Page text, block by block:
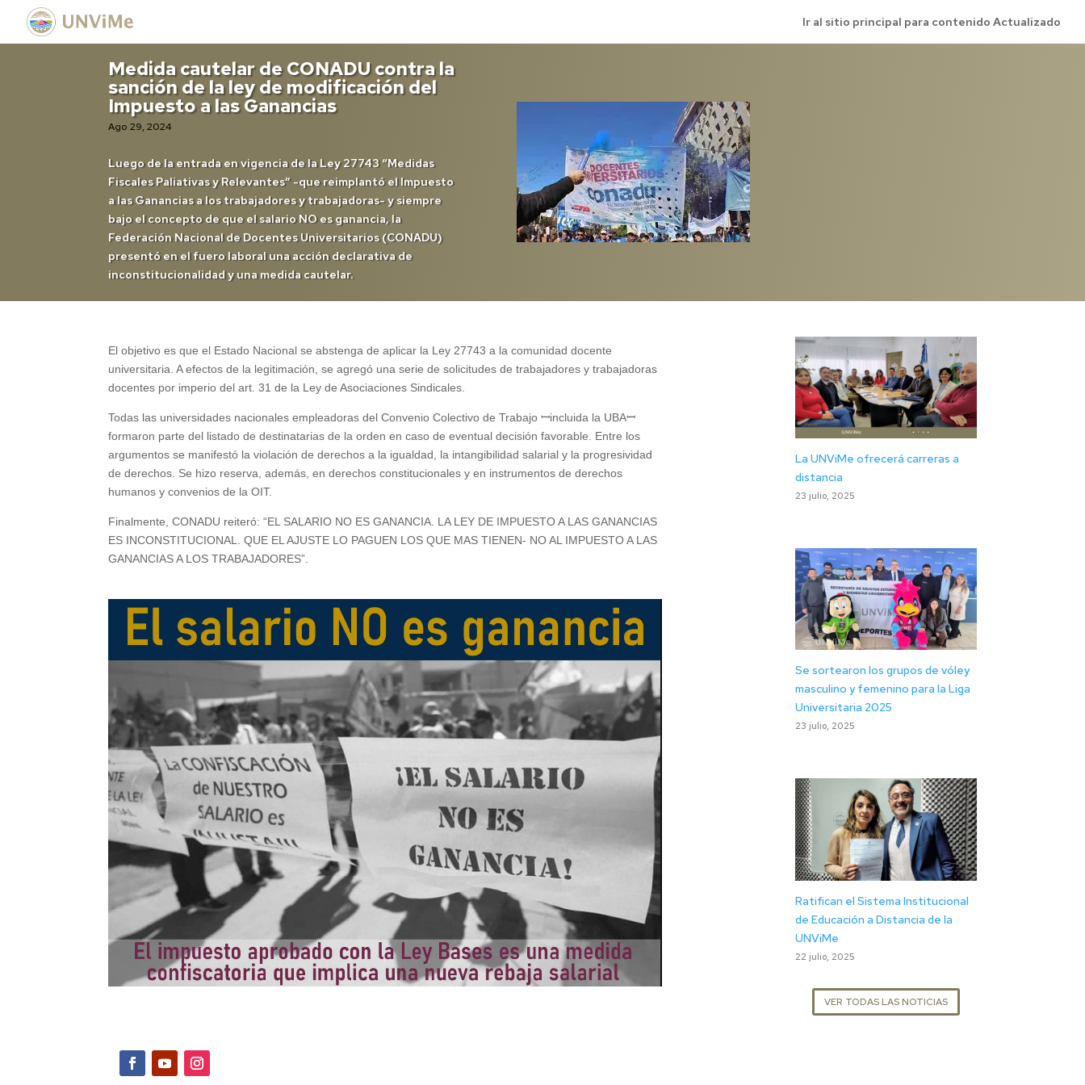
Ir al sitio principal para contenido Actualizado
Medida cautelar de CONADU contra la
sanción de la ley de modificación del
Impuesto a las Ganancias
Ago 29, 2024
Luego de la entrada en vigencia de la Ley 27743 “Medidas
Fiscales Paliativas y Relevantes” -que reimplantó el Impuesto
a las Ganancias a los trabajadores y trabajadoras- y siempre
bajo el concepto de que el salario NO es ganancia, la
Federación Nacional de Docentes Universitarios (CONADU)
presentó en el fuero laboral una acción declarativa de
inconstitucionalidad y una medida cautelar.
El objetivo es que el Estado Nacional se abstenga de aplicar la Ley 27743 a la comunidad docente
universitaria. A efectos de la legitimación, se agregó una serie de solicitudes de trabajadores y trabajadoras
docentes por imperio del art. 31 de la Ley de Asociaciones Sindicales.
Todas las universidades nacionales empleadoras del Convenio Colectivo de Trabajo ꟷincluida la UBAꟷ
formaron parte del listado de destinatarias de la orden en caso de eventual decisión favorable. Entre los
argumentos se manifestó la violación de derechos a la igualdad, la intangibilidad salarial y la progresividad
de derechos. Se hizo reserva, además, en derechos constitucionales y en instrumentos de derechos
humanos y convenios de la OIT.
Finalmente, CONADU reiteró: “EL SALARIO NO ES GANANCIA. LA LEY DE IMPUESTO A LAS GANANCIAS
ES INCONSTITUCIONAL. QUE EL AJUSTE LO PAGUEN LOS QUE MAS TIENEN- NO AL IMPUESTO A LAS
GANANCIAS A LOS TRABAJADORES”.
La UNViMe ofrecerá carreras a
distancia
23 julio, 2025
Se sortearon los grupos de vóley
masculino y femenino para la Liga
Universitaria 2025
23 julio, 2025
Ratifican el Sistema Institucional
de Educación a Distancia de la
UNViMe
22 julio, 2025
VER TODAS LAS NOTICIAS